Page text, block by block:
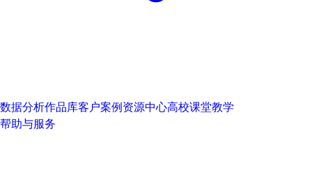
数据分析作品库客户案例资源中心高校课堂教学
帮助与服务